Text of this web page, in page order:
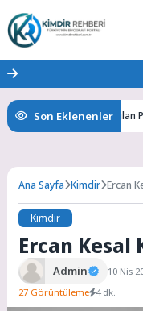
Son Eklenenler
Bilgiye Açılan
Ana Sayfa Kimdir Ercan
Kimdir
Ercan Kesal
Admin 10 Nis
27 Görüntüleme 4 dk.